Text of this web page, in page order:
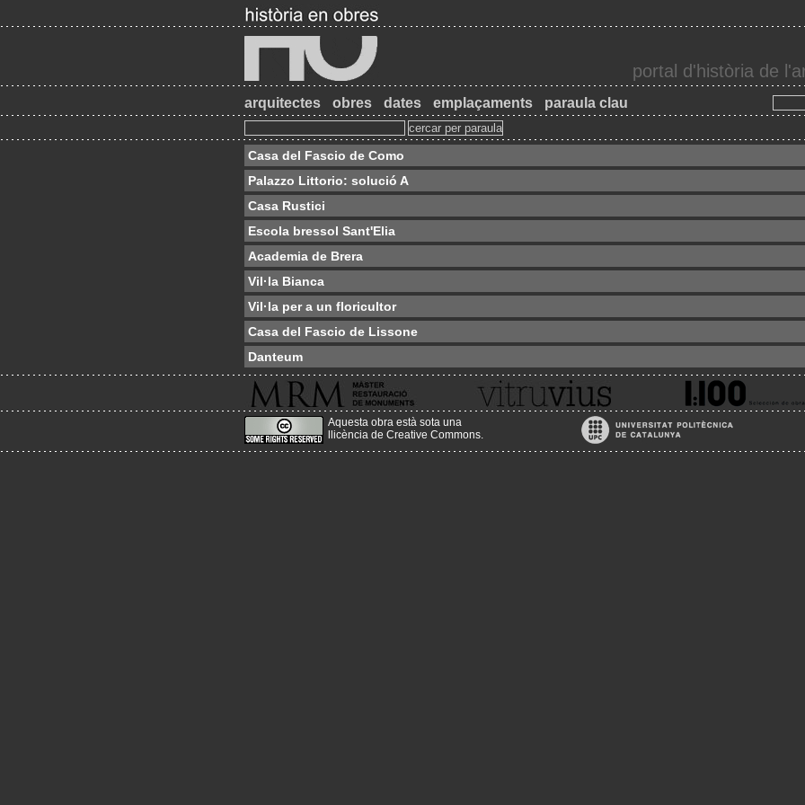
portal d'història de
arquitectes obres dates emplaçaments paraula clau
Casa del Fascio de Como
Palazzo Littorio: solució A
Casa Rustici
Escola bressol Sant'Elia
Academia de Brera
Vil·la Bianca
Vil·la per a un floricultor
Casa del Fascio de Lissone
Danteum
Aquesta obra està sota una
llicència de Creative Commons.